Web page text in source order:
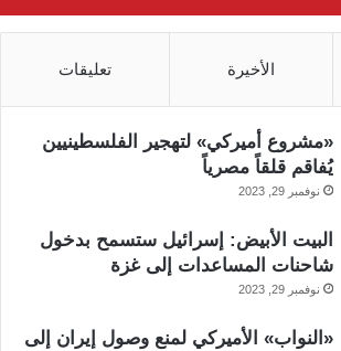
الأخيرة تعليقات
«مشروع أميركي» لتهجير الفلسطينيين
يُفاقم قلقاً مصرياً
نوفمبر 29, 2023
البيت الأبيض: إسرائيل ستسمح بدخول
شاحنات المساعدات إلى غزة
نوفمبر 29, 2023
«النواب» الأميركي لمنع وصول إيران إلى